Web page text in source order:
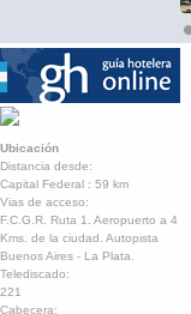
Ubicación
Distancia desde:
Capital Federal : 59 km
Vias de acceso:
F.C.G.R. Ruta 1. Aeropuerto a 4
Kms. de la ciudad. Autopista
Buenos Aires - La Plata.
Telediscado:
221
Cabecera: